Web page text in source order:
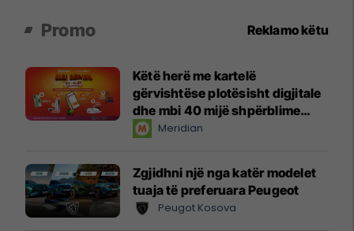
Promo Reklamo këtu
Këtë herë me kartelë
gërvishtëse plotësisht digjitale
dhe mbi 40 mijë shpërblime
instant!Meridian
Zgjidhni një nga katër modelet
tuaja të preferuara Peugeot
Peugot Kosova